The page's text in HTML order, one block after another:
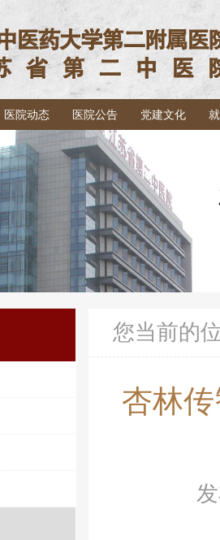
医院动态 医院公告 党建文化
您当前的
杏林